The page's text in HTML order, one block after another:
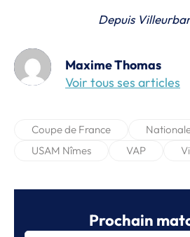
Depuis
Maxime Thomas
Voir tous ses articles
Coupe de France
USAM Nîmes
VAP
Prochain